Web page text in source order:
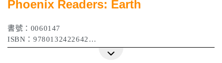
Phoenix Readers: Earth
書號：0060147
ISBN：9780132422642
作者：Olearski， Janet